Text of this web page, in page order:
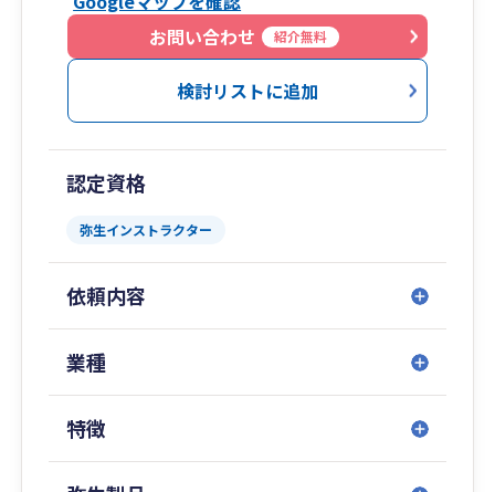
お問い合わせ
紹介無料
検討リストに追加
認定資格
弥生インストラクター
依頼内容
業種
特徴